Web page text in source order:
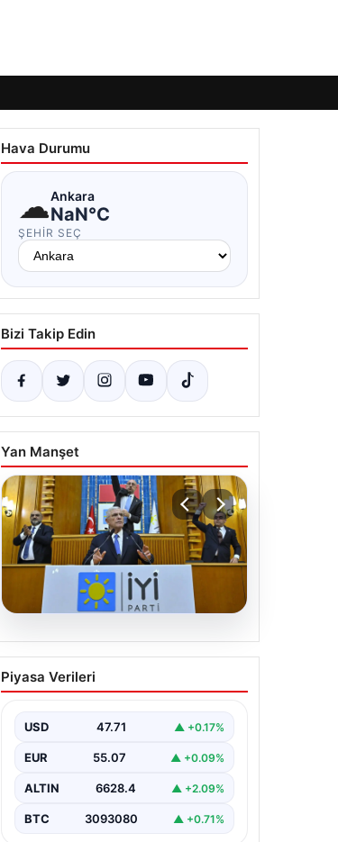
Hava Durumu
☁Ankara
NaN°C
ŞEHIR SEÇ
Bizi Takip Edin
Yan Manşet
06.08.2026
İYİ Parti’den ‘çerçeve
yasa’ teklifi için Anayasa
Piyasa Verileri
USD 47.71 ▲ +0.17%
EUR 55.07 ▲ +0.09%
ALTIN 6628.4 ▲ +2.09%
BTC 3093080 ▲ +0.71%